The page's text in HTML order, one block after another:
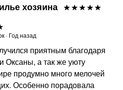
хозяина
· Год назад
приятным благодаря
Оксаны, а так же уюту
продумно много мелочей
Особенно порадовала